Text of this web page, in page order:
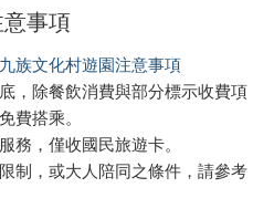
意事項
九族文化村遊園注意事項
，除餐飲消費與部分標示收費項
費搭乘。
務，僅收國民旅遊卡。
制，或大人陪同之條件，請參考